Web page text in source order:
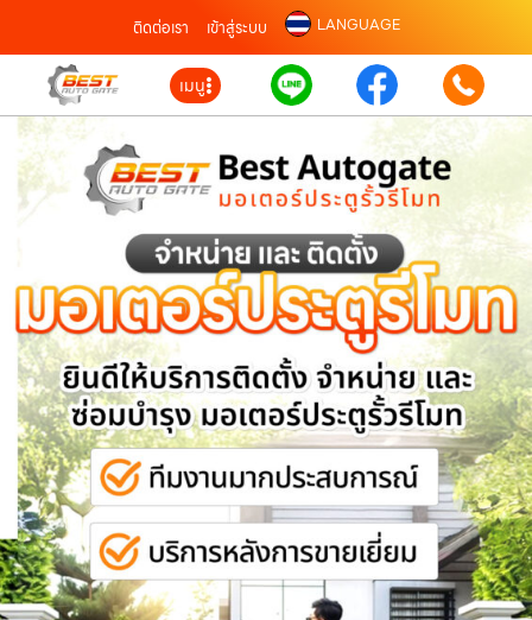
ติดต่อเรา เข้าสู่ระบบ LANGUAGE
เมนู